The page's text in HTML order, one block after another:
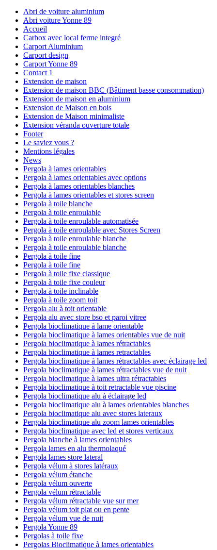
Abri de voiture aluminium
Abri voiture Yonne 89
Accueil
Carbox avec local ferme integré
Carport Aluminium
Carport design
Carport Yonne 89
Contact 1
Extension de maison
Extension de maison BBC (Bâtiment basse consommation)
Extension de maison en aluminium
Extension de Maison en bois
Extension de Maison minimaliste
Extension véranda ouverture totale
Footer
Le saviez vous ?
Mentions légales
News
Pergola à lames orientables
Pergola à lames orientables avec options
Pergola à lames orientables blanches
Pergola à lames orientables et stores screen
Pergola à toile blanche
Pergola à toile enroulable
Pergola à toile enroulable automatisée
Pergola à toile enroulable avec Stores Screen
Pergola à toile enroulable blanche
Pergola à toile enroulable blanche
Pergola à toile fine
Pergola à toile fine
Pergola à toile fixe classique
Pergola à toile fixe couleur
Pergola à toile inclinable
Pergola à toile zoom toit
Pergola alu à toit orientable
Pergola alu avec store bso et paroi vitree
Pergola bioclimatique à lame orientable
Pergola bioclimatique à lames orientables vue de nuit
Pergola bioclimatique à lames rétractables
Pergola bioclimatique à lames retractables
Pergola bioclimatique à lames rétractables avec éclairage led
Pergola bioclimatique à lames rétractables vue de nuit
Pergola bioclimatique à lames ultra rétractables
Pergola bioclimatique à toit retractable vue piscine
Pergola bioclimatique alu à éclairage led
Pergola bioclimatique alu à lames orientables blanches
Pergola bioclimatique alu avec stores lateraux
Pergola bioclimatique alu zoom lames orientables
Pergola bioclimatique avec led et stores verticaux
Pergola blanche à lames orientables
Pergola lames en alu thermolaqué
Pergola lames store lateral
Pergola vélum à stores latéraux
Pergola vélum étanche
Pergola vélum ouverte
Pergola vélum rétractable
Pergola vélum rétractable vue sur mer
Pergola vélum toit plat ou en pente
Pergola vélum vue de nuit
Pergola Yonne 89
Pergolas à toile fixe
Pergolas Bioclimatique à lames orientables